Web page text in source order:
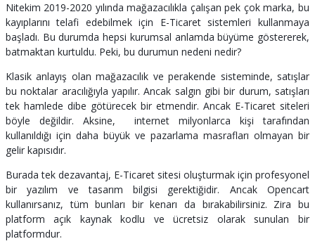
Nitekim 2019-2020 yılında mağazacılıkla çalışan pek çok marka, bu
kayıplarını telafi edebilmek için E-Ticaret sistemleri kullanmaya
başladı. Bu durumda hepsi kurumsal anlamda büyüme göstererek,
batmaktan kurtuldu. Peki, bu durumun nedeni nedir?
Klasik anlayış olan mağazacılık ve perakende sisteminde, satışlar
bu noktalar aracılığıyla yapılır. Ancak salgın gibi bir durum, satışları
tek hamlede dibe götürecek bir etmendir. Ancak E-Ticaret siteleri
böyle değildir. Aksine, internet milyonlarca kişi tarafından
kullanıldığı için daha büyük ve pazarlama masrafları olmayan bir
gelir kapısıdır.
Burada tek dezavantaj, E-Ticaret sitesi oluşturmak için profesyonel
bir yazılım ve tasarım bilgisi gerektiğidir. Ancak Opencart
kullanırsanız, tüm bunları bir kenarı da bırakabilirsiniz. Zira bu
platform açık kaynak kodlu ve ücretsiz olarak sunulan bir
platformdur.